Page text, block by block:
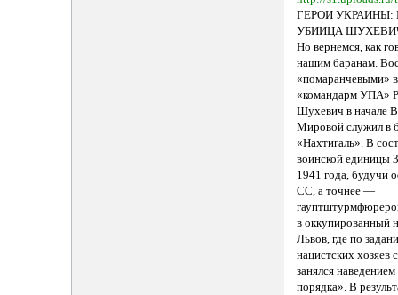
ГЕРОИ УКРАИНЫ:
УБИИЦА
Но вернемся, как
нашим баранам.
«помаранчевыми»
«командарм УПА»
Шухевич в начале
Мировой служил в
«Нахтигаль». В
воинской единицы
1941 года, будучи
СС, а точнее —
в оккупированный
Львов, где по
нацистских хозяев
занялся
порядка». В